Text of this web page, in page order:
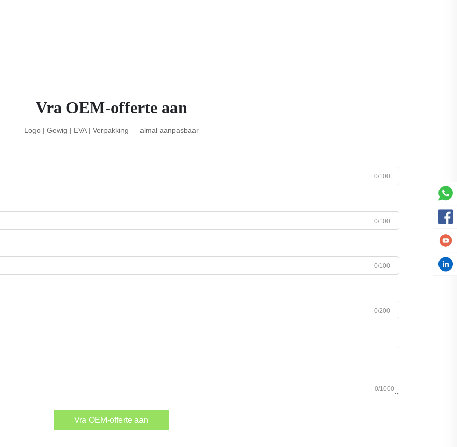
Vra OEM-offerte aan
Logo | Gewig | EVA | Verpakking — almal aanpasbaar
0/100
0/100
0/100
0/200
0/1000
Vra OEM-offerte aan